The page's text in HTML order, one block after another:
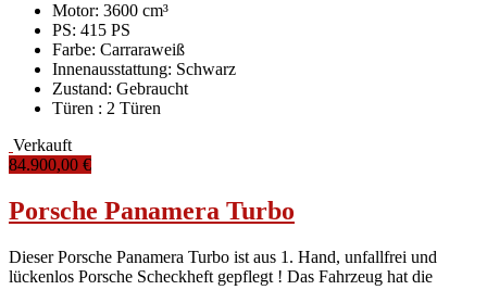
Motor: 3600 cm³
PS: 415 PS
Farbe: Carraraweiß
Innenausstattung: Schwarz
Zustand: Gebraucht
Türen : 2 Türen
Verkauft
84.900,00 €
Porsche Panamera Turbo
Dieser Porsche Panamera Turbo ist aus 1. Hand, unfallfrei und
lückenlos Porsche Scheckheft gepflegt ! Das Fahrzeug hat die